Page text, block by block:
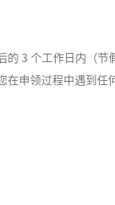
的 3 个工作日内（
申领过程中遇到任